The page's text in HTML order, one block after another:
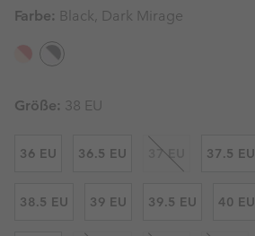
Farbe: Black, Dark Mirage
Größe: 38 EU
36 EU 36.5 EU 37 EU 37.5 EU
38.5 EU 39 EU 39.5 EU 40 EU